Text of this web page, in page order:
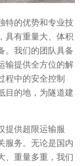
特的优势和专业技
具有重量大、体积
。我们的团队具备
输提供全方位的解
程中的安全控制
目的地，为隧道建
提供超限运输服
服务。无论是国内
、重量多重，我们